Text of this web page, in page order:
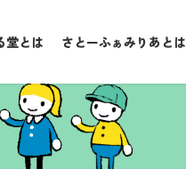
堂とは さとーふぁみりあとは